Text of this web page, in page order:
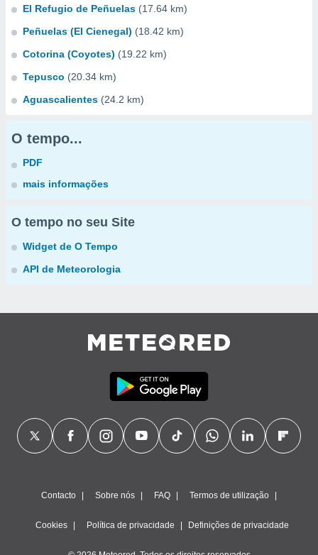
El Refugio de Peñuelas (17.64 km)
Peñuelas (El Cienegal) (18.42 km)
Cotorina (Coyotes) (19.22 km)
Tepusco (20.34 km)
Aguascalientes (24.2 km)
O tempo...
PDF
mais informações
O tempo no seu Site
Widget de O Tempo
API de Meteorologia
Contacto Sobre nós FAQ Termos de utilização
Cookies Política de privacidade Definições de privacidade